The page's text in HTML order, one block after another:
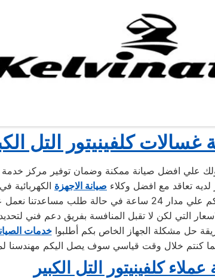
غسالات كلفينيتور التل
علي افضل صيانة ممكنة وضمان توفير مركز خدمة
لديه تعاقد مع افضل وكلاء صيانة الاجهزة الكهربائية
علي توصيل اجهزتكم
التي لكن لا تقبل المنافسة بفريق دعم فني
حل مشكلة الجهاز الخاص بكم أطلبواخدمات
كلفينيتور التل الكبير